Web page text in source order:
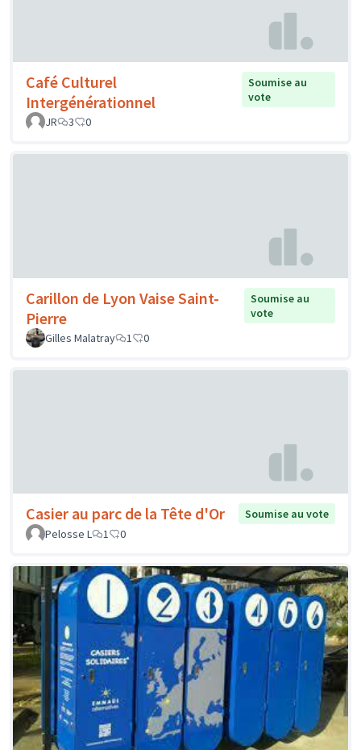
Café Culturel
Intergénérationnel
Soumise au
vote
JR
3 0
Carillon de Lyon Vaise Saint-
Pierre
Soumise au
vote
Gilles Malatray
1 0
Casier au parc de la Tête d'Or
Soumise au vote
Pelosse L
1 0